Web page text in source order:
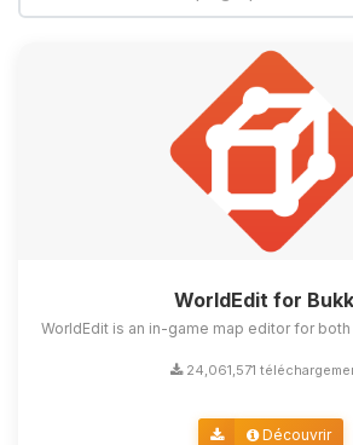
WorldEdit for
WorldEdit is an in-game map editor for
24,061,571
Découvrir